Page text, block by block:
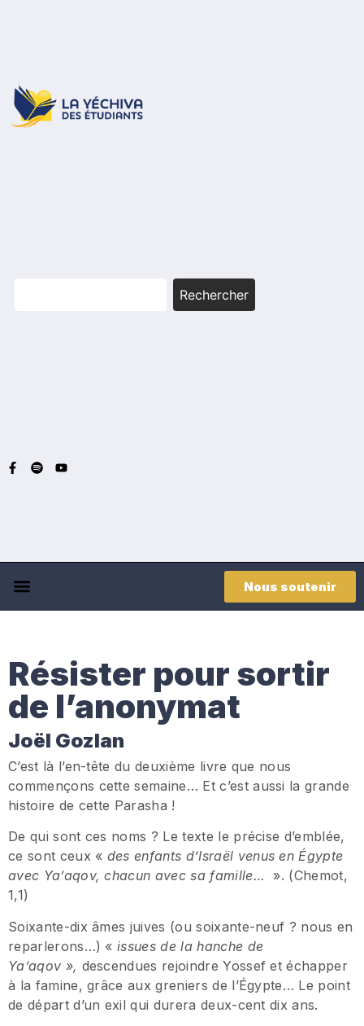
Rechercher
Nous soutenir
Résister pour sortir
de l’anonymat
Joël Gozlan
C’est là l’en-tête du deuxième livre que nous
commençons cette semaine… Et c’est aussi la grande
histoire de cette Parasha !
De qui sont ces noms ? Le texte le précise d’emblée,
ce sont ceux « des enfants d’Israël venus enÉgypte
avec Ya’aqov, chacun avec sa famille… ». (Chemot,
1,1)
Soixante-dix âmes juives (ou soixante-neuf ? nous en
reparlerons…) «issues de la hanche de
Ya’aqov », descendues rejoindre Yossef et échapper
à la famine, grâce aux greniers de l’Égypte… Le point
de départ d’un exil qui durera deux-cent dix ans.